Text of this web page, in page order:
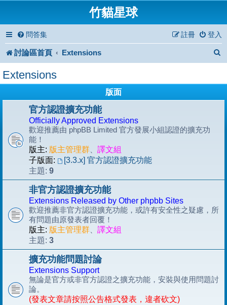
竹貓星球
問答集 登入
註冊
討論區首頁 Extensions
Extensions
版面
官方認證擴充功能
Officially Approved Extensions
歡迎推薦由 phpBB Limited 官方發展小組認證的擴充功
能！
版主: 版主管理群
譯文組
子版面:
[3.3.x] 官方認證擴充功能
主題: 9
非官方認證擴充功能
Extensions Released by Other phpbb Sites
歡迎推薦非官方認證擴充功能，或許有安全性之疑慮，所
有問題由原發表者回覆！
版主: 版主管理群
譯文組
主題: 3
擴充功能問題討論
Extensions Support
無論是官方或非官方認證之擴充功能，安裝與使用問題討
論。
(發表文章請按照公告格式發表，違者砍文)